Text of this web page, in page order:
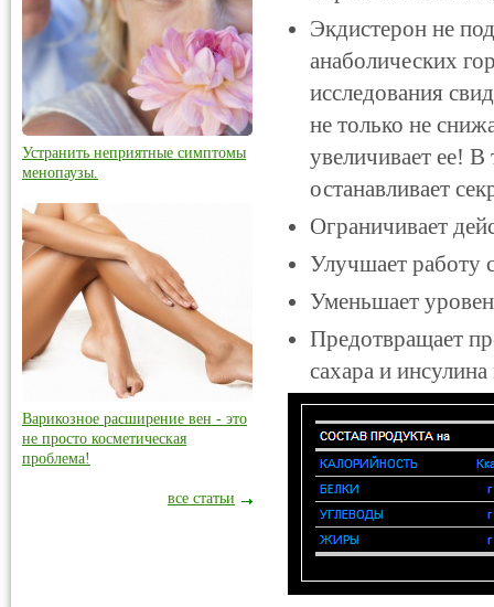
Экдистерон не
анаболических
исследования
не только не
увеличивает ее!
останавливает
Ограничивает
Улучшает работу
Уменьшает
Предотвращает
сахара и
Устранить неприятные симптомы
менопаузы.
Варикозное расширение вен - это
не просто косметическая
проблема!
все статьи